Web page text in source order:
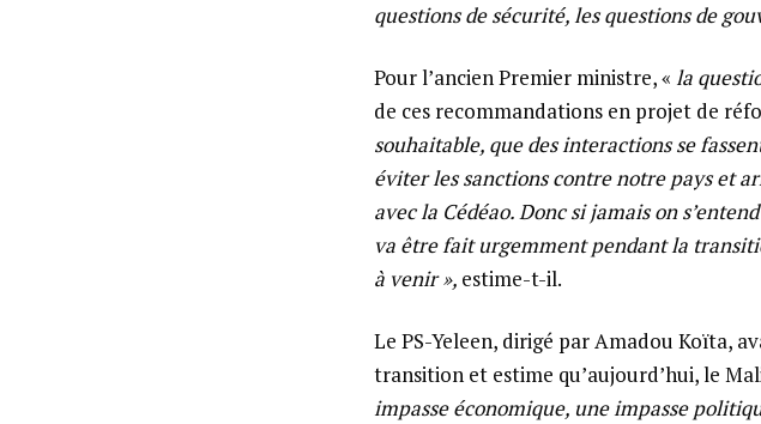
questions de sécurité, les questions de
Pour l’ancien Premier ministre, « la
de ces recommandations en projet de
souhaitable, que des interactions se
éviter les sanctions contre notre pays et
avec la Cédéao. Donc si jamais on
va être fait urgemment pendant la
à venir », estime-t-il.
Le PS-Yeleen, dirigé par Amadou Koïta,
transition et estime qu’aujourd’hui, le
impasse économique, une impasse